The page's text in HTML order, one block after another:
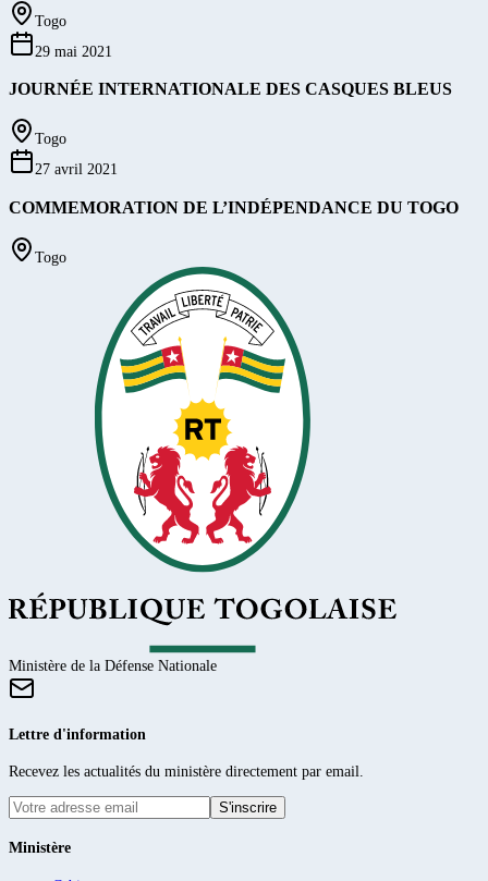
Togo
29 mai 2021
JOURNÉE INTERNATIONALE DES CASQUES BLEUS
Togo
27 avril 2021
COMMEMORATION DE L’INDÉPENDANCE DU TOGO
Togo
Ministère de la Défense Nationale
Lettre d'information
Recevez les actualités du ministère directement par email.
S'inscrire
Ministère